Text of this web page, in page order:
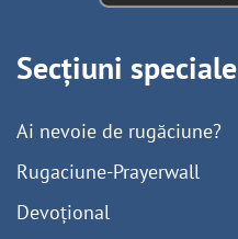
Secțiuni speciale
Ai nevoie de rugăciune?
Rugaciune-Prayerwall
Devoțional